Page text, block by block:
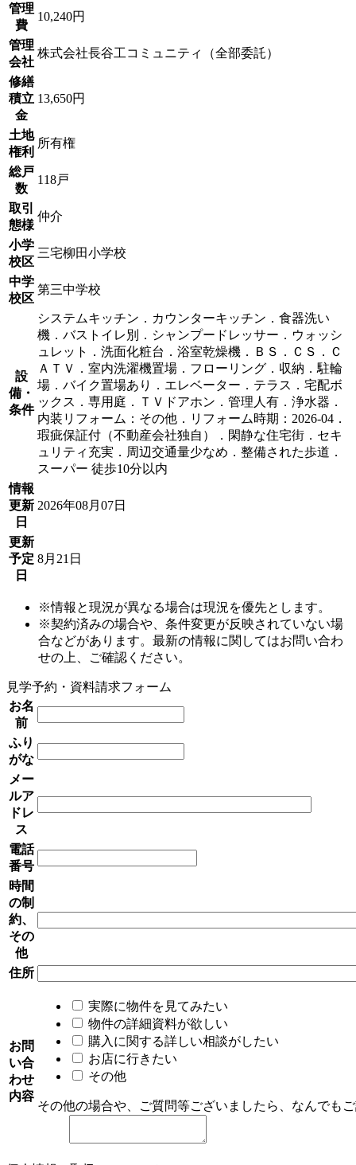
管理
費
10,240円
管理
会社
株式会社長谷工コミュニティ（全部委託）
修繕
積立
金
13,650円
土地
権利
所有権
総戸
数
118戸
取引
態様
仲介
小学
校区
三宅柳田小学校
中学
校区
第三中学校
設
備・
条件
システムキッチン．カウンターキッチン．食器洗い
機．バストイレ別．シャンプードレッサー．ウォッシ
ュレット．洗面化粧台．浴室乾燥機．ＢＳ．ＣＳ．Ｃ
ＡＴＶ．室内洗濯機置場．フローリング．収納．駐輪
場．バイク置場あり．エレベーター．テラス．宅配ボ
ックス．専用庭．ＴＶドアホン．管理人有．浄水器．
内装リフォーム：その他．リフォーム時期：2026-04．
瑕疵保証付（不動産会社独自）．閑静な住宅街．セキ
ュリティ充実．周辺交通量少なめ．整備された歩道．
スーパー 徒歩10分以内
情報
更新
日
2026年08月07日
更新
予定
日
8月21日
※情報と現況が異なる場合は現況を優先とします。
※契約済みの場合や、条件変更が反映されていない場
合などがあります。最新の情報に関してはお問い合わ
せの上、ご確認ください。
見学予約・資料請求フォーム
お名
前
ふり
がな
メー
ルア
ドレ
ス
電話
番号
時間
の制
約、
その
他
住所
お問
い合
わせ
内容
実際に物件を見てみたい
物件の詳細資料が欲しい
購入に関する詳しい相談がしたい
お店に行きたい
その他
その他の場合や、ご質問等ございましたら、なんでも